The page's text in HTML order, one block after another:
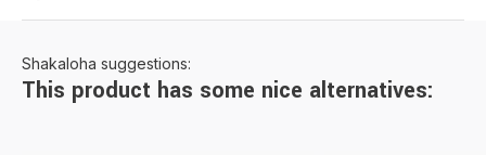
Shakaloha suggestions:
This product has some nice alternatives: